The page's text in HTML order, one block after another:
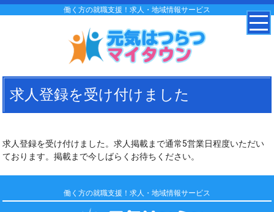
働く方の就職支援！求人・地域情報サービス
求人登録を受け付けました
求人登録を受け付けました。求人掲載まで通常5営業日程度いただい
ております。掲載まで今しばらくお待ちください。
働く方の就職支援！求人・地域情報サービス